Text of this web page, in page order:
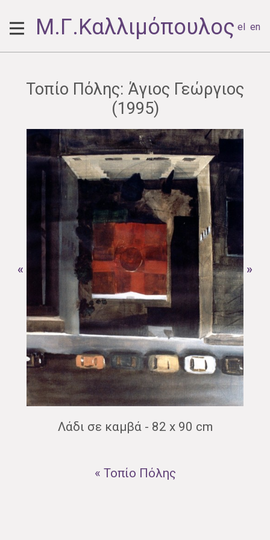
Μ.Γ.Καλλιμόπουλος el en
Τοπίο Πόλης: Άγιος Γεώργιος
(1995)
« »
Λάδι σε καμβά - 82 x 90 cm
« Τοπίo Πόλης